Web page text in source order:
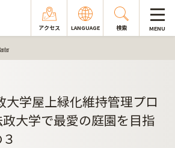
アクセス LANGUAGE 検索 MENU
大学屋上緑化維持管理プロ
大学で最愛の庭園を目指
３